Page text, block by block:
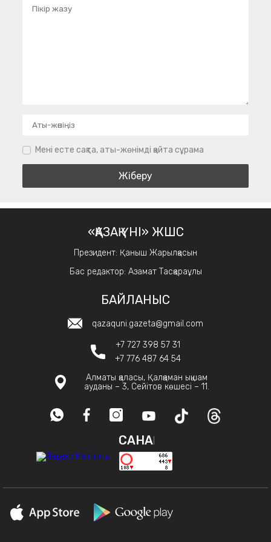
Мені есте сақта, аты-жөнімді қайта сұрама
«ҚАЗАҚ ҮНІ» ЖШС
Президент: Қаныш Жарылқасын
Бас редактор: Азамат Тасқараұлы
БАЙЛАНЫС
qazaquni.gazeta@gmail.com
+7 727 398 57 31
+7 776 487 64 54
Алматы қаласы, Қалқаман ықшам
ауданы – 3, Сейітов көшесі – 11.
САНАҚ